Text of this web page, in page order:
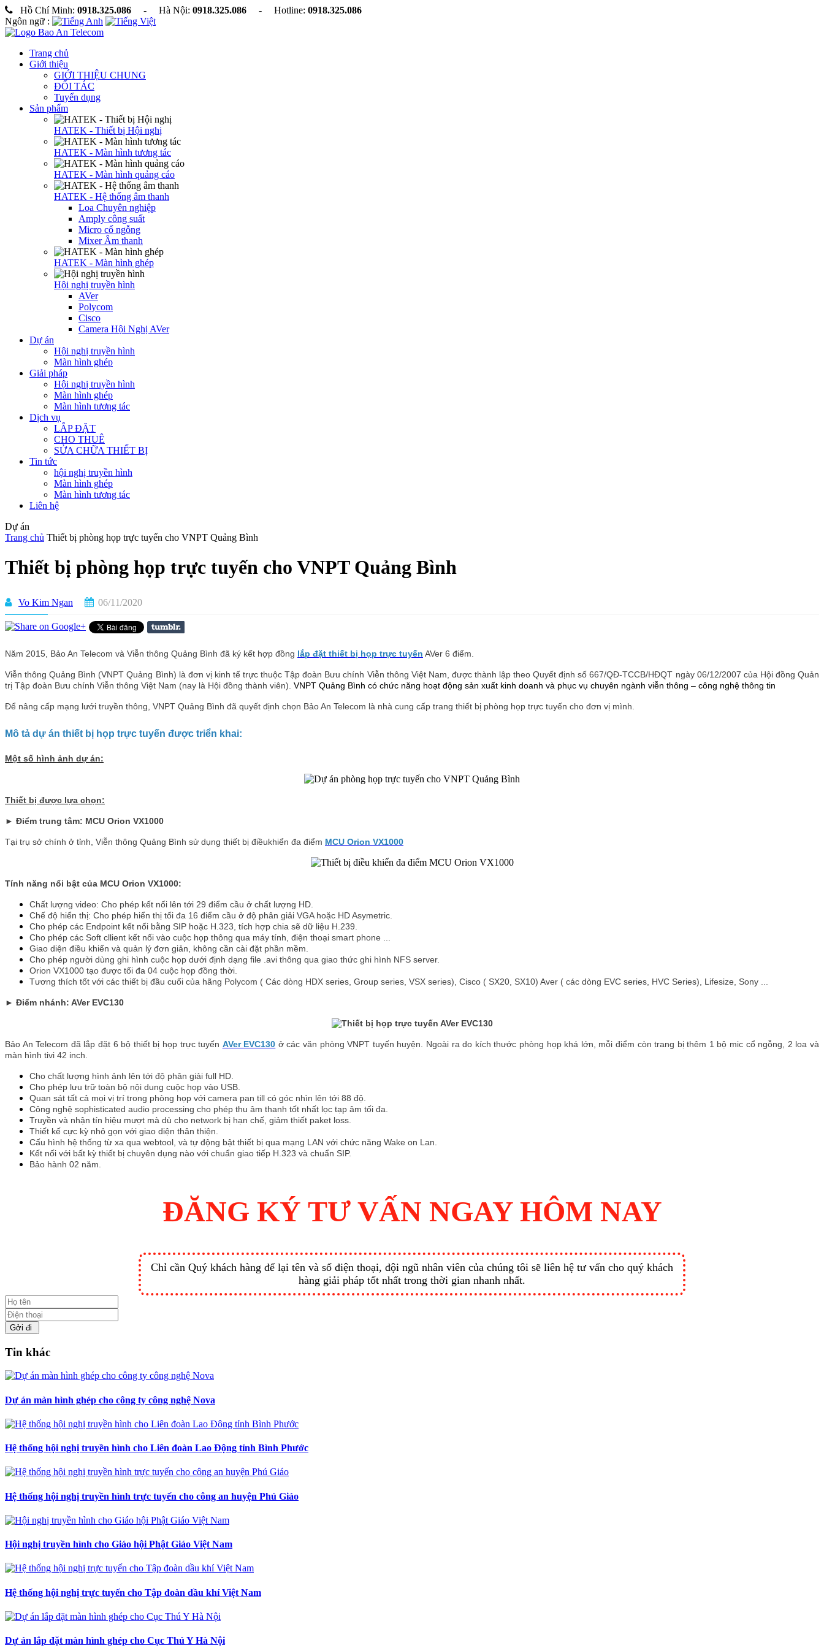
Hồ Chí Minh: 0918.325.086 - Hà Nội: 0918.325.086 - Hotline: 0918.325.086
Ngôn ngữ :
Trang chủ
Giới thiệu
GIỚI THIỆU CHUNG
ĐỐI TÁC
Tuyển dụng
Sản phẩm
HATEK - Thiết bị Hội nghị
HATEK - Màn hình tương tác
HATEK - Màn hình quảng cáo
HATEK - Hệ thống âm thanh
Loa Chuyên nghiệp
Amply công suất
Micro cổ ngỗng
Mixer Âm thanh
HATEK - Màn hình ghép
Hội nghị truyền hình
AVer
Polycom
Cisco
Camera Hội Nghị AVer
Dự án
Hội nghị truyền hình
Màn hình ghép
Giải pháp
Hội nghị truyền hình
Màn hình ghép
Màn hình tương tác
Dịch vụ
LẮP ĐẶT
CHO THUÊ
SỬA CHỮA THIẾT BỊ
Tin tức
hội nghị truyền hình
Màn hình ghép
Màn hình tương tác
Liên hệ
Dự án
Trang chủ Thiết bị phòng họp trực tuyến cho VNPT Quảng Bình
Thiết bị phòng họp trực tuyến cho VNPT Quảng Bình
Vo Kim Ngan 06/11/2020
Năm 2015, Bảo An Telecom và Viễn thông Quảng Bình đã ký kết hợp đồng lắp đặt thiết bị họp trực tuyến AVer 6 điểm.
Viễn thông Quảng Bình (VNPT Quảng Bình) là đơn vị kinh tế trực thuộc Tập đoàn Bưu chính Viễn thông Việt Nam, được thành lập theo Quyết định số 667/QĐ-TCCB/HĐQT ngày 06/12/2007 của Hội đồng Quản
trị Tập đoàn Bưu chính Viễn thông Việt Nam (nay là Hội đồng thành viên). VNPT Quảng Bình có chức năng hoạt động sản xuất kinh doanh và phục vụ chuyên ngành viễn thông – công nghệ thông tin
Để nâng cấp mạng lưới truyền thông, VNPT Quảng Bình đã quyết định chọn Bảo An Telecom là nhà cung cấp trang thiết bị phòng họp trực tuyến cho đơn vị mình.
Mô tả dự án thiết bị họp trực tuyến được triển khai:
Một số hình ảnh dự án:
Thiết bị được lựa chọn:
► Điểm trung tâm: MCU Orion VX1000
Tại trụ sở chính ở tỉnh, Viễn thông Quảng Bình sử dụng thiết bị điềukhiển đa điểm MCU Orion VX1000
Tính năng nổi bật của MCU Orion VX1000:
Chất lượng video: Cho phép kết nối lên tới 29 điểm cầu ở chất lượng HD.
Chế độ hiển thị: Cho phép hiển thị tối đa 16 điểm cầu ở độ phân giải VGA hoặc HD Asymetric.
Cho phép các Endpoint kết nối bằng SIP hoặc H.323, tích hợp chia sẽ dữ liệu H.239.
Cho phép các Soft cllient kết nối vào cuộc họp thông qua máy tính, điện thoại smart phone ...
Giao diện điều khiển và quản lý đơn giản, không cần cài đặt phần mềm.
Cho phép người dùng ghi hình cuộc họp dưới định dạng file .avi thông qua giao thức ghi hình NFS server.
Orion VX1000 tạo được tối đa 04 cuộc họp đồng thời.
Tương thích tốt với các thiết bị đầu cuối của hãng Polycom ( Các dòng HDX series, Group series, VSX series), Cisco ( SX20, SX10) Aver ( các dòng EVC series, HVC Series), Lifesize, Sony ...
► Điểm nhánh: AVer EVC130
Bảo An Telecom đã lắp đặt 6 bộ thiết bị họp trực tuyến AVer EVC130 ở các văn phòng VNPT tuyến huyện. Ngoài ra do kích thước phòng họp khá lớn, mỗi điểm còn trang bị thêm 1 bộ mic cổ ngỗng, 2 loa và
màn hình tivi 42 inch.
Cho chất lượng hình ảnh lên tới độ phân giải full HD.
Cho phép lưu trữ toàn bộ nội dung cuộc họp vào USB.
Quan sát tất cả mọi vị trí trong phòng họp với camera pan till có góc nhìn lên tới 88 độ.
Công nghệ sophisticated audio processing cho phép thu âm thanh tốt nhất lọc tạp âm tối đa.
Truyền và nhận tín hiệu mượt mà dù cho network bị hạn chế, giảm thiết paket loss.
Thiết kế cực kỳ nhỏ gọn với giao diện thân thiện.
Cấu hình hệ thống từ xa qua webtool, và tự động bật thiết bị qua mạng LAN với chức năng Wake on Lan.
Kết nối với bất kỳ thiết bị chuyên dụng nào với chuẩn giao tiếp H.323 và chuẩn SIP.
Bảo hành 02 năm.
ĐĂNG KÝ TƯ VẤN NGAY HÔM NAY
Chỉ cần Quý khách hàng để lại tên và số điện thoại, đội ngũ nhân viên của chúng tôi sẽ liên hệ tư vấn cho quý khách
hàng giải pháp tốt nhất trong thời gian nhanh nhất.
Gởi đi
Tin khác
Dự án màn hình ghép cho công ty công nghệ Nova
Hệ thống hội nghị truyền hình cho Liên đoàn Lao Động tỉnh Bình Phước
Hệ thống hội nghị truyền hình trực tuyến cho công an huyện Phú Giáo
Hội nghị truyền hình cho Giáo hội Phật Giáo Việt Nam
Hệ thống hội nghị trực tuyến cho Tập đoàn dầu khí Việt Nam
Dự án lắp đặt màn hình ghép cho Cục Thú Y Hà Nội